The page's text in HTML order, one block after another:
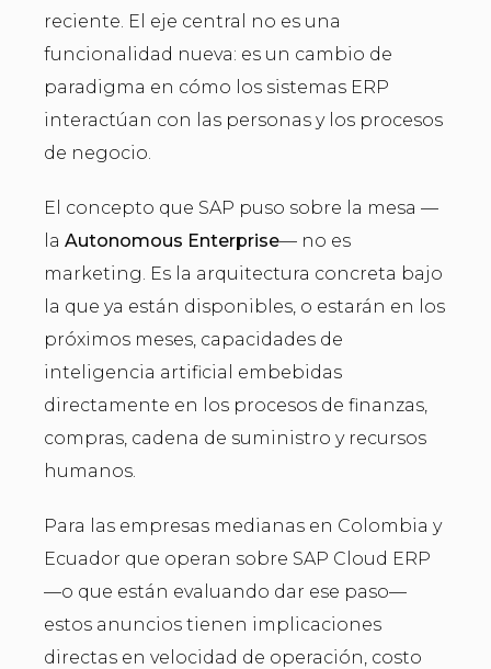
reciente. El eje central no es una
funcionalidad nueva: es un cambio de
paradigma en cómo los sistemas ERP
interactúan con las personas y los procesos
de negocio.
El concepto que SAP puso sobre la mesa —
la Autonomous Enterprise— no es
marketing. Es la arquitectura concreta bajo
la que ya están disponibles, o estarán en los
próximos meses, capacidades de
inteligencia artificial embebidas
directamente en los procesos de finanzas,
compras, cadena de suministro y recursos
humanos.
Para las empresas medianas en Colombia y
Ecuador que operan sobre SAP Cloud ERP
—o que están evaluando dar ese paso—
estos anuncios tienen implicaciones
directas en velocidad de operación, costo